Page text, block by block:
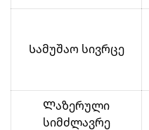
Სამუშაო სივრცე
Ლაზერული
სიმძლავრე